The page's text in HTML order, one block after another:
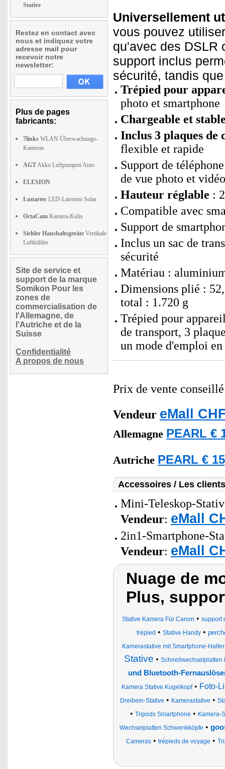
Stative
Restez en contact avec
nous et indiquez votre
adresse mail pour
recevoir notre
newsletter:
Plus de pages
fabricants:
7links WLAN Überwachungs-
Kameras
AGTAkku Luftpumpen Auto
ELESION
Lunartec LED-Laternen Solar
OctaCam Kamera-Kulis
Sichler Haushaltsgeräte Vertikale
Luftkühler
Site de service et
support de la marque
Somikon Pour les
zones de
commercialisation de
l'Allemagne, de
l'Autriche et de la
Suisse
Confidentialité
A propos de nous
Universellement
vous pouvez
qu'avec des DSLR
support inclus
sécurité, tandis
Trépied pour
photo et smartphone
Chargeable et
Inclus 3 plaques de
flexible et rapide
Support de
de vue photo et vidéo
Hauteur réglable :
Compatible avec
Support de
Inclus un sac de
sécurité
Matériau :
Dimensions plié :
total : 1.720 g
Trépied pour
de transport, 3
un mode d'emploi
Prix de vente
Vendeur eMall
Allemagne PEARL €
Autriche PEARL €
Accessoires / Les
Mini-Teleskop-
Vendeur: eMall
2in1-Smartphone-
Vendeur: eMall
Nuage de
Plus,
Stative Kamera Für Canon • support
trépied • Stative Handy•
Kamerastative mit Smartphone-
Stative • Schnellwechselplatten
und Bluetooth-
Kamera Stative Kugelkopf• Foto-
Dreibein-Stative • Kamerastative •
• Tripods Smartphone • Kamera-
Wechselplatten Schwenkköpfe •
Cameras • trépieds de voyage •